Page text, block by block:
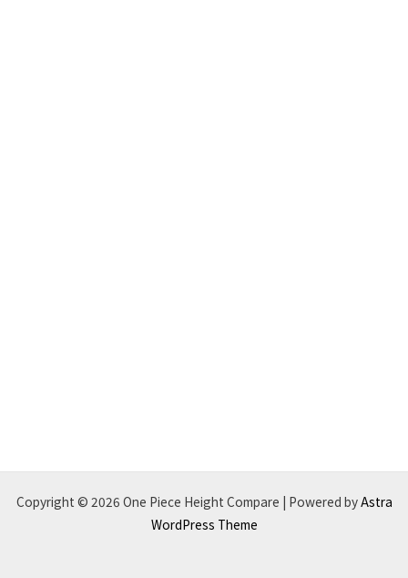
Copyright © 2026 One Piece Height Compare | Powered byAstra
WordPress Theme